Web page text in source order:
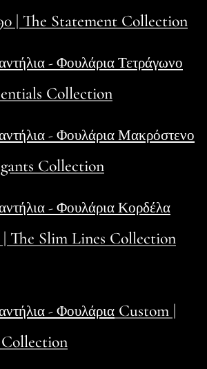
| The Statement Collection
- Φουλάρια Τετράγωνο
Collection
- Φουλάρια Μακρόστενο
Collection
- Φουλάρια Κορδέλα
| The Slim Lines Collection
- Φουλάρια Custom |
Collection